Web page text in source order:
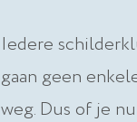
Iedere
gaan geen
weg. Dus of je